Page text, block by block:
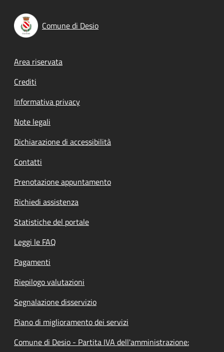
Comune di Desio
Footer menu
Area riservata
Crediti
Informativa privacy
Note legali
Dichiarazione di accessibilità
Contatti
Prenotazione appuntamento
Richiedi assistenza
Statistiche del portale
Leggi le FAQ
Pagamenti
Riepilogo valutazioni
Segnalazione disservizio
Piano di miglioramento dei servizi
Comune di Desio - Partita IVA dell'amministrazione: